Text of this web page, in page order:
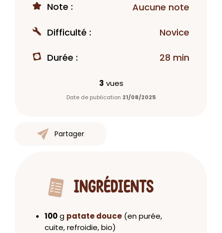
Note : Aucune note
Difficulté : Novice
Durée : 28 min
3 vues
Date de publication 21/08/2025
Partager
INGRÉDIENTS
100g patate douce (en purée,
cuite, refroidie, bio)